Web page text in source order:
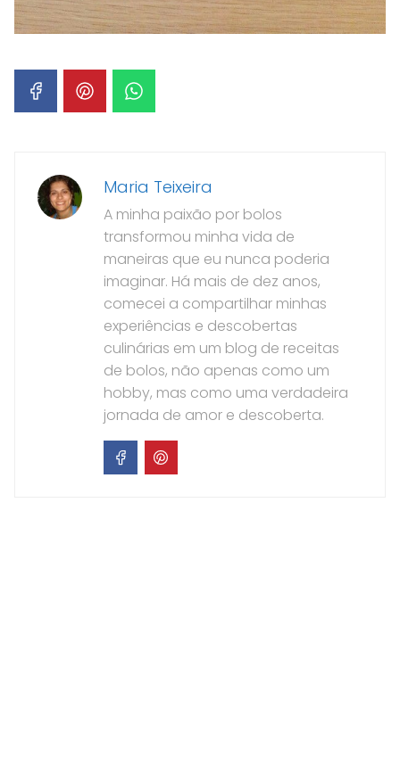
Maria Teixeira
A minha paixão por bolos
transformou minha vida de
maneiras que eu nunca poderia
imaginar. Há mais de dez anos,
comecei a compartilhar minhas
experiências e descobertas
culinárias em um blog de receitas
de bolos, não apenas como um
hobby, mas como uma verdadeira
jornada de amor e descoberta.